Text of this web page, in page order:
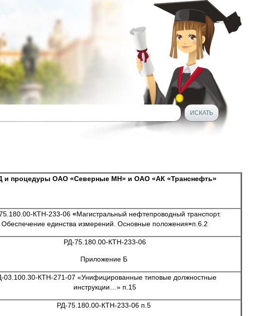
и процедуры ОАО «Северные МН» и ОАО «АК «Транснефть»
КТН-233-06 «Магистральный нефтепроводный транспорт.
Обеспечение единства измерений. Основные положения»п.6.2
РД-75.180.00-КТН-233-06
Приложение Б
03.100.30-КТН-271-07 «Унифицированные типовые должностные
инструкции…» п.15
РД-75.180.00-КТН-233-06 п.5